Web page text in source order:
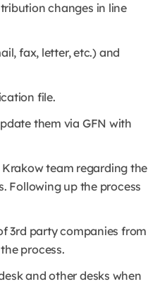
changes in line
fax, letter, etc.) and
file.
them via GFN with
team regarding the
Following up the process
3rd party companies from
process.
and other desks when